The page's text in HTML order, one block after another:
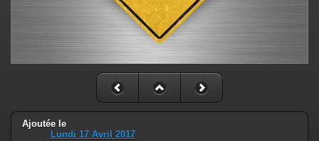
Ajoutée le
Lundi 17 Avril 2017